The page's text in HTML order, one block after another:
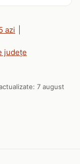
azi
județe
7 august